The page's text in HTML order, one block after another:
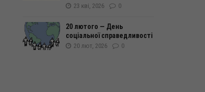
23 кві, 2026 0
20 лютого — День
соціальної справедливості
20 лют, 2026 0